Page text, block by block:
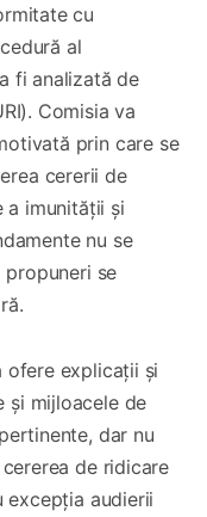
cu
al
fi analizată de
Comisia va
prin care se
cererii de
a imunității și
nu se
se
ofere explicații și
și mijloacele de
dar nu
de ridicare
excepția audierii